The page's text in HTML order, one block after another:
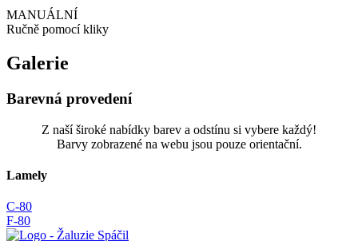
MANUÁLNÍ
Ručně pomocí kliky
Galerie
Barevná provedení
Z naší široké nabídky barev a odstínu si vybere každý!
Barvy zobrazené na webu jsou pouze orientační.
Lamely
C-80
F-80